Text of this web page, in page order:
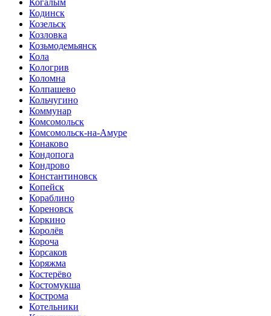
Когалым
Кодинск
Козельск
Козловка
Козьмодемьянск
Кола
Кологрив
Коломна
Колпашево
Кольчугино
Коммунар
Комсомольск
Комсомольск-на-Амуре
Конаково
Кондопога
Кондрово
Константиновск
Копейск
Кораблино
Кореновск
Коркино
Королёв
Короча
Корсаков
Коряжма
Костерёво
Костомукша
Кострома
Котельники